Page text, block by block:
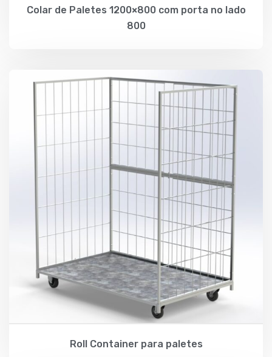
Colar de Paletes 1200×800 com porta no lado
800
Roll Container para paletes